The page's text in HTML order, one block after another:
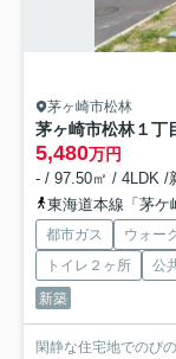
茅ヶ崎市松林
茅ヶ崎市松林１丁
5,480万円
- / 97.50㎡ / 4LDK /
東海道本線「茅ケ
都市ガス ウォー
トイレ２ヶ所
公
新築
閑静な住宅地でのび